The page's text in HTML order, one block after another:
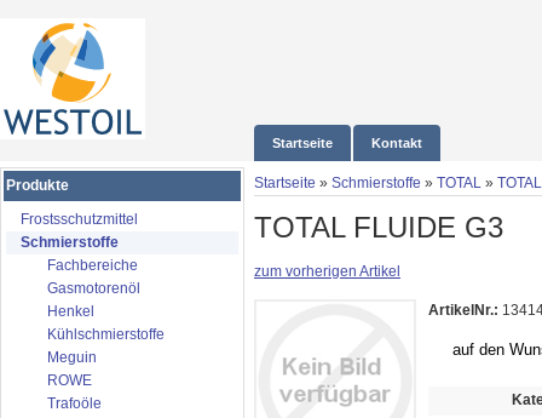
Startseite Kontakt
Startseite » Schmierstoffe » TOTAL »
TOTAL FLUIDE G3
zum vorherigen Artikel
ArtikelNr.:
auf den
Produkte
Frostsschutzmittel
Schmierstoffe
Fachbereiche
Gasmotorenöl
Henkel
Kühlschmierstoffe
Meguin
ROWE
Trafoöle